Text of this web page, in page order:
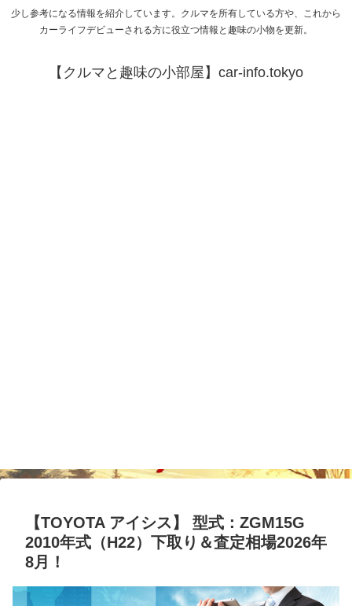
少し参考になる情報を紹介しています。クルマを所有している方や、これから
カーライフデビューされる方に役立つ情報と趣味の小物を更新。
【クルマと趣味の小部屋】car-info.tokyo
【TOYOTA アイシス】 型式：ZGM15G
2010年式（H22）下取り＆査定相場2026年
8月！